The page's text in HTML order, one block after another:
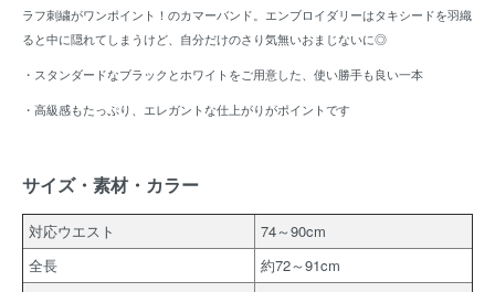
ラフ刺繍がワンポイント！のカマーバンド。エンブロイダリーはタキシードを羽織
ると中に隠れてしまうけど、自分だけのさり気無いおまじないに◎
・スタンダードなブラックとホワイトをご用意した、使い勝手も良い一本
・高級感もたっぷり、エレガントな仕上がりがポイントです
サイズ・素材・カラー
対応ウエスト
74～90cm
全長
約72～91cm